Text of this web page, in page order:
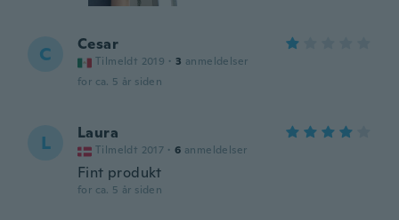
C Cesar
Tilmeldt 2019 · 3 anmeldelser
for ca. 5 år siden
L Laura
Tilmeldt 2017 · 6 anmeldelser
Fint produkt
for ca. 5 år siden